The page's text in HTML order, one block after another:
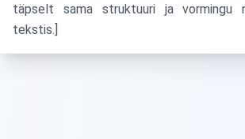
täpselt sama struktuuri ja vormingu
tekstis.]